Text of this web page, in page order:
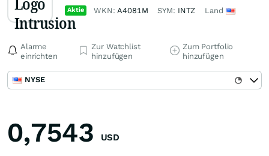
Aktie WKN:A4081M SYM: INTZ Land
Alarme
einrichten
Zur Watchlist
hinzufügen
Zum Portfolio
hinzufügen
NYSE
0,7543 USD